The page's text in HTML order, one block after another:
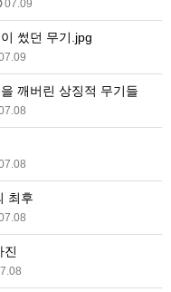
07.09
썼던 무기.jpg
깨버린 상징적 무기들
최후
진